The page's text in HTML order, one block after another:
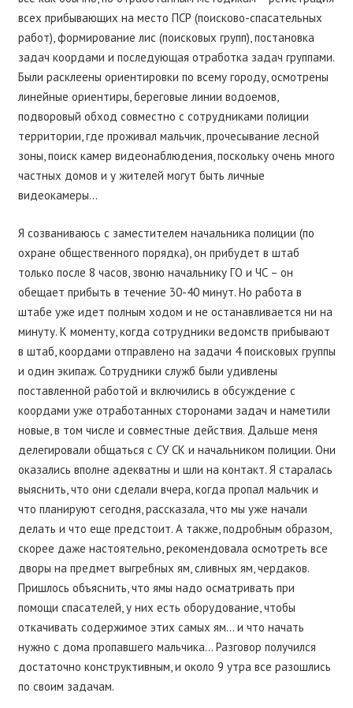
всех прибывающих на место ПСР (поисково-спасательных
работ), формирование лис (поисковых групп), постановка
задач коордами и последующая отработка задач группами.
Были расклеены ориентировки по всему городу, осмотрены
линейные ориентиры, береговые линии водоемов,
подворовый обход совместно с сотрудниками полиции
территории, где проживал мальчик, прочесывание лесной
зоны, поиск камер видеонаблюдения, поскольку очень много
частных домов и у жителей могут быть личные
видеокамеры…
Я созваниваюсь с заместителем начальника полиции (по
охране общественного порядка), он прибудет в штаб
только после 8 часов, звоню начальнику ГО и ЧС – он
обещает прибыть в течение 30-40 минут. Но работа в
штабе уже идет полным ходом и не останавливается ни на
минуту. К моменту, когда сотрудники ведомств прибывают
в штаб, коордами отправлено на задачи 4 поисковых группы
и один экипаж. Сотрудники служб были удивлены
поставленной работой и включились в обсуждение с
коордами уже отработанных сторонами задач и наметили
новые, в том числе и совместные действия. Дальше меня
делегировали общаться с СУ СК и начальником полиции. Они
оказались вполне адекватны и шли на контакт. Я старалась
выяснить, что они сделали вчера, когда пропал мальчик и
что планируют сегодня, рассказала, что мы уже начали
делать и что еще предстоит. А также, подробным образом,
скорее даже настоятельно, рекомендовала осмотреть все
дворы на предмет выгребных ям, сливных ям, чердаков.
Пришлось объяснить, что ямы надо осматривать при
помощи спасателей, у них есть оборудование, чтобы
откачивать содержимое этих самых ям… и что начать
нужно с дома пропавшего мальчика… Разговор получился
достаточно конструктивным, и около 9 утра все разошлись
по своим задачам.